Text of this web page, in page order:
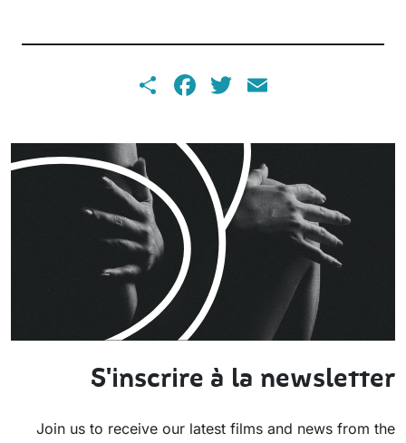
ShareFacebook
Twitter
S'inscrire à la newsletter
Join us to receive our latest films and news from the